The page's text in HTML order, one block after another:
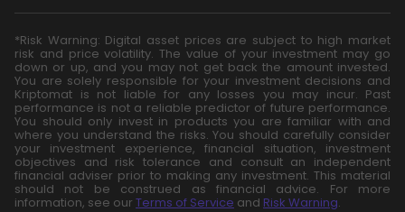
*Risk Warning: Digital asset prices are subject to high market
risk and price volatility. The value of your investment may go
down or up, and you may not get back the amount invested.
You are solely responsible for your investment decisions and
Kriptomat is not liable for any losses you may incur. Past
performance is not a reliable predictor of future performance.
You should only invest in products you are familiar with and
where you understand the risks. You should carefully consider
your investment experience, financial situation, investment
objectives and risk tolerance and consult an independent
financial adviser prior to making any investment. This material
should not be construed as financial advice. For more
information, see our Terms of Service and Risk Warning.